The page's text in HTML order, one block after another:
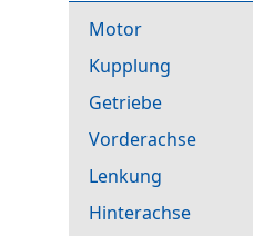
Motor
Kupplung
Getriebe
Vorderachse
Lenkung
Hinterachse